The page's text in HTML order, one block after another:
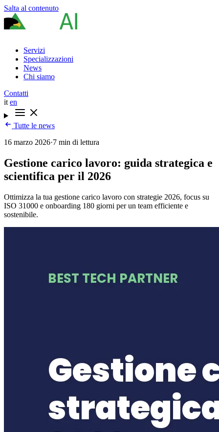
Salta al contenuto
Servizi
Specializzazioni
News
Chi siamo
Contatti
it en
Tutte le news
16 marzo 2026·7 min di lettura
Gestione carico lavoro: guida strategica e
scientifica per il 2026
Ottimizza la tua gestione carico lavoro con strategie 2026, focus su
ISO 31000 e onboarding 180 giorni per un team efficiente e
sostenibile.